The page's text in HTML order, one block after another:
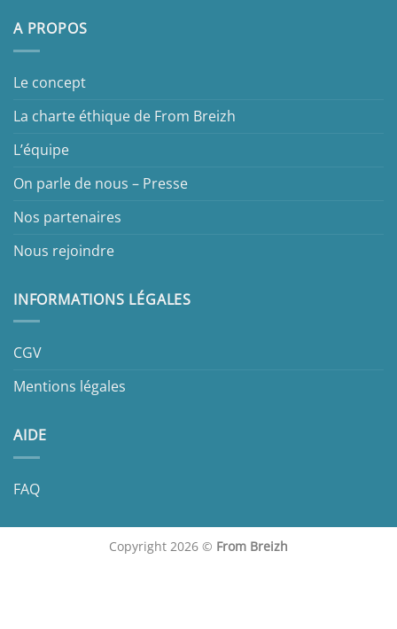
A PROPOS
Le concept
La charte éthique de From Breizh
L’équipe
On parle de nous – Presse
Nos partenaires
Nous rejoindre
INFORMATIONS LÉGALES
CGV
Mentions légales
AIDE
FAQ
Copyright 2026 © From Breizh